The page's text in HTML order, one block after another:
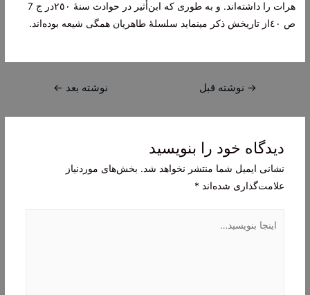
هرات‌ را داشته‌اند. و به‌ طوری که‌ ابن‌أثير در حوادث‌ سنۀ ٢٥٠در ج‌ 7
ص‌ ٤٠از تاريخش‌ ذکر مینمايد سلسلۀ طاهريان‌ همگی شيعه‌ بوده‌اند.
راهبری
→ نوشته قبل نوشته بعد ←
دیدگاه‌ خود را بنویسید
نشانی ایمیل شما منتشر نخواهد شد. بخش‌های موردنیاز
علامت‌گذاری شده‌اند *
بنویسید…